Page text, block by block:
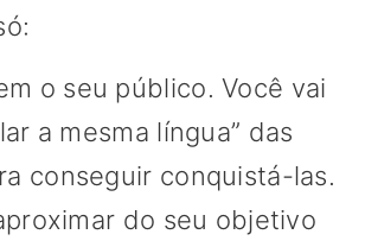
o seu público. Você vai
a mesma língua” das
conseguir conquistá-las.
do seu objetivo